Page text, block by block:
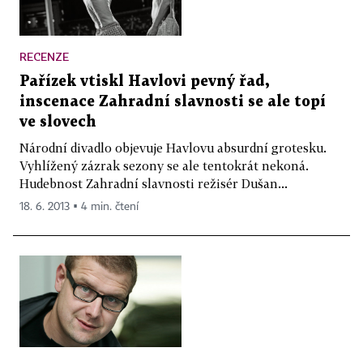
RECENZE
Pařízek vtiskl Havlovi pevný řad,
inscenace Zahradní slavnosti se ale topí
ve slovech
Národní divadlo objevuje Havlovu absurdní grotesku.
Vyhlížený zázrak sezony se ale tentokrát nekoná.
Hudebnost Zahradní slavnosti režisér Dušan...
18. 6. 2013 ▪ 4 min. čtení